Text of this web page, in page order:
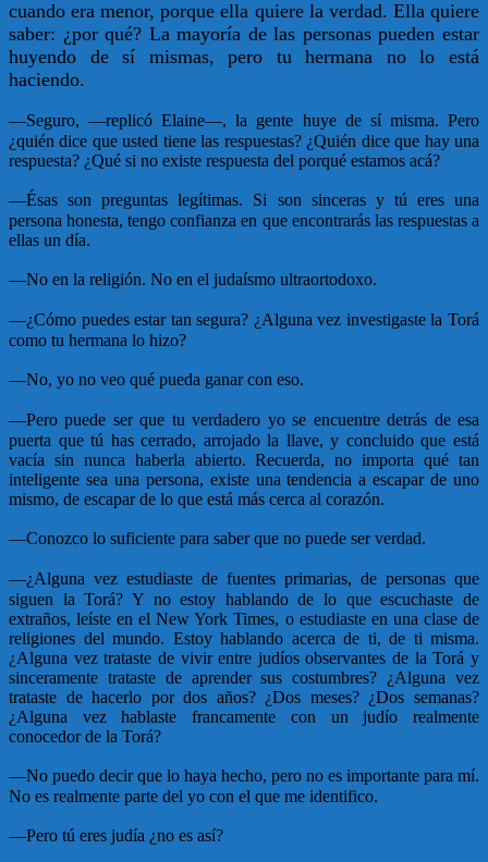
cuando era menor, porque ella quiere la verdad. Ella quiere
saber: ¿por qué? La mayoría de las personas pueden estar
huyendo de sí mismas, pero tu hermana no lo está
haciendo.
—Seguro, —replicó Elaine—, la gente huye de sí misma. Pero
¿quién dice que usted tiene las respuestas? ¿Quién dice que hay una
respuesta? ¿Qué si no existe respuesta del porqué estamos acá?
—Ésas son preguntas legítimas. Si son sinceras y tú eres una
persona honesta, tengo confianza en que encontrarás las respuestas a
ellas un día.
—No en la religión. No en el judaísmo ultraortodoxo.
—¿Cómo puedes estar tan segura? ¿Alguna vez investigaste la Torá
como tu hermana lo hizo?
—No, yo no veo qué pueda ganar con eso.
—Pero puede ser que tu verdadero yo se encuentre detrás de esa
puerta que tú has cerrado, arrojado la llave, y concluido que está
vacía sin nunca haberla abierto. Recuerda, no importa qué tan
inteligente sea una persona, existe una tendencia a escapar de uno
mismo, de escapar de lo que está más cerca al corazón.
—Conozco lo suficiente para saber que no puede ser verdad.
—¿Alguna vez estudiaste de fuentes primarias, de personas que
siguen la Torá? Y no estoy hablando de lo que escuchaste de
extraños, leíste en el New York Times, o estudiaste en una clase de
religiones del mundo. Estoy hablando acerca de ti, de ti misma.
¿Alguna vez trataste de vivir entre judíos observantes de la Torá y
sinceramente trataste de aprender sus costumbres? ¿Alguna vez
trataste de hacerlo por dos años? ¿Dos meses? ¿Dos semanas?
¿Alguna vez hablaste francamente con un judío realmente
conocedor de la Torá?
—No puedo decir que lo haya hecho, pero no es importante para mí.
No es realmente parte del yo con el que me identifico.
—Pero tú eres judía ¿no es así?